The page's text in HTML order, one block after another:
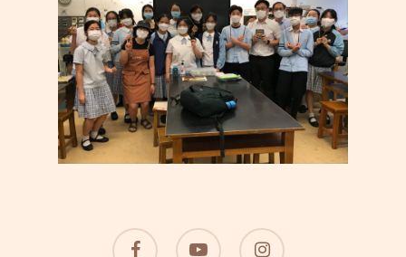
facebook youtube instagram